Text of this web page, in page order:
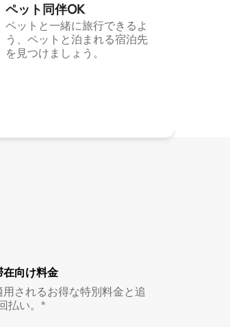
ペット同⁠伴OK
ペットと一緒に旅行できるよ
う、ペットと泊まれる宿泊先
を見つけましょう。
在向け料金
されるお得な特別料金と追
払い。*